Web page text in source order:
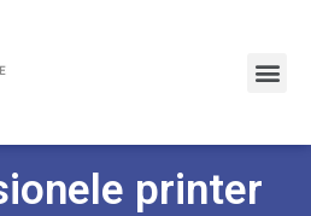
printer